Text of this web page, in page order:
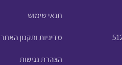
תנאי שימוש
מדיניות ותקנון האתר
הצהרת נגישות